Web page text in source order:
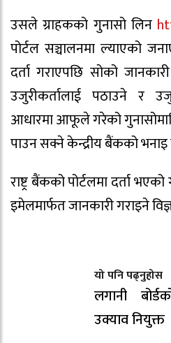
उसले ग्राहकको गुनासो लिन
पोर्टल सञ्चालनमा ल्याएको
दर्ता गराएपछि सोको
उजुरीकर्तालाई पठाउने र
आधारमा आफूले गरेको
पाउन सक्ने केन्द्रीय बैंकको भनाइ
राष्ट्र बैंकको पोर्टलमा दर्ता
इमेलमार्फत जानकारी गराइने
यो पनि पढ्नुहोस
लगानी
उक्याव नियुक्त